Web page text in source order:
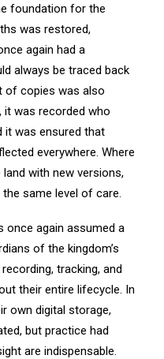
foundation for the
was restored,
again had a
always be traced back
of copies was also
it was recorded who
it was ensured that
everywhere. Where
with new versions,
same level of care.
once again assumed a
of the kingdom’s
tracking, and
their entire lifecycle. In
own digital storage,
but practice had
are indispensable.